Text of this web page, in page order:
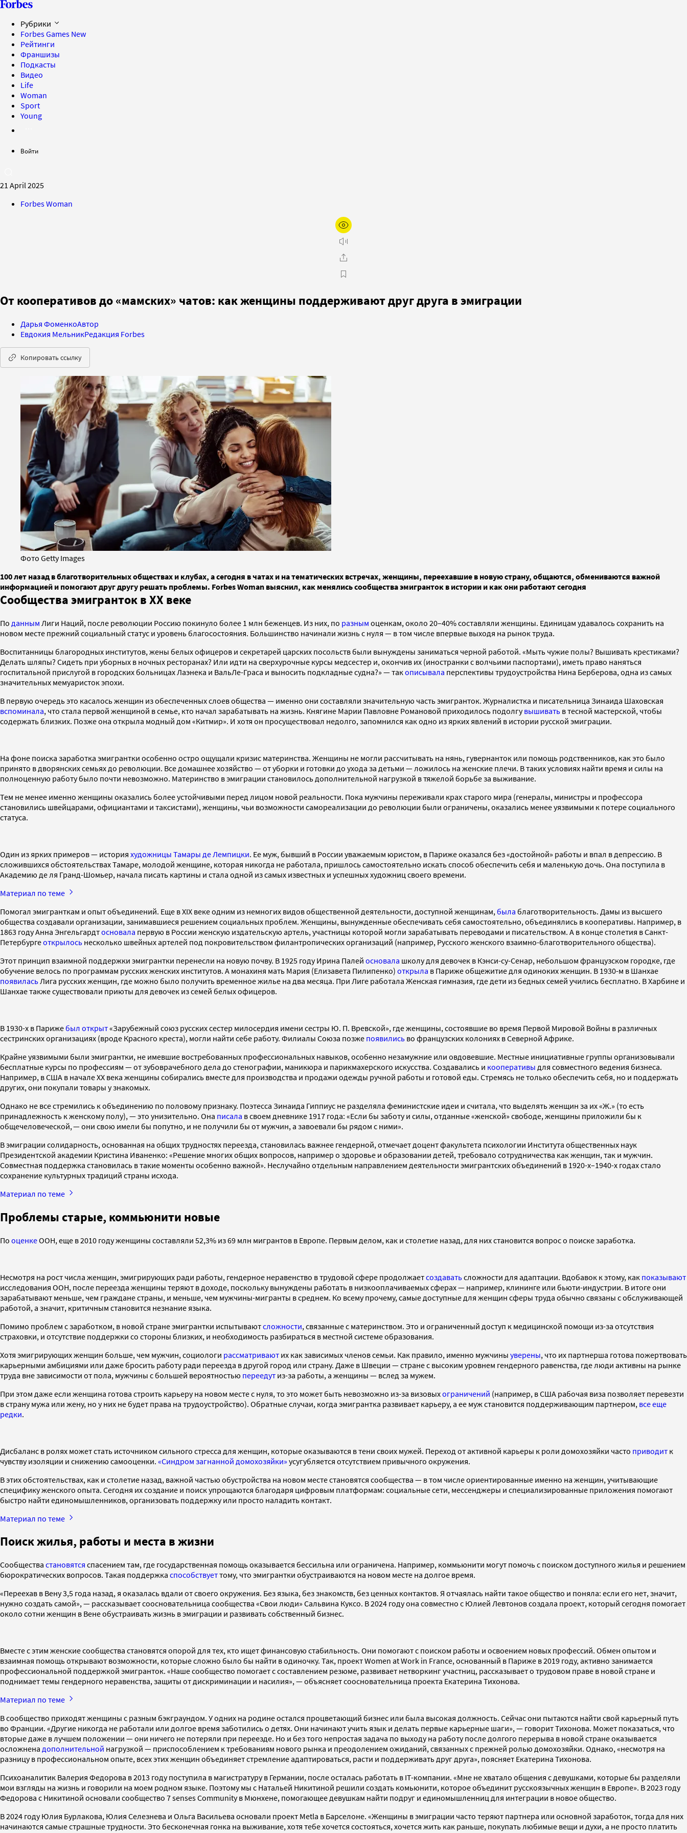
Рубрики
Forbes Games New
Рейтинги
Франшизы
Подкасты
Видео
Life
Woman
Sport
Young
Войти
21 April 2025
Forbes Woman
От кооперативов до «мамских» чатов: как женщины поддерживают друг друга в эмиграции
Дарья ФоменкоАвтор
Евдокия МельникРедакция Forbes
Копировать ссылку
Фото Getty Images
100 лет назад в благотворительных обществах и клубах, а сегодня в чатах и на тематических встречах, женщины, переехавшие в новую страну, общаются, обмениваются важной
информацией и помогают друг другу решать проблемы. Forbes Woman выяснил, как менялись сообщества эмигранток в истории и как они работают сегодня
Сообщества эмигранток в ХХ веке
По данным Лиги Наций, после революции Россию покинуло более 1 млн беженцев. Из них, по разным оценкам, около 20–40% составляли женщины. Единицам удавалось сохранить на
новом месте прежний социальный статус и уровень благосостояния. Большинство начинали жизнь с нуля — в том числе впервые выходя на рынок труда.
Воспитанницы благородных институтов, жены белых офицеров и секретарей царских посольств были вынуждены заниматься черной работой. «Мыть чужие полы? Вышивать крестиками?
Делать шляпы? Сидеть при уборных в ночных ресторанах? Или идти на сверхурочные курсы медсестер и, окончив их (иностранки с волчьими паспортами), иметь право наняться
госпитальной прислугой в городских больницах Лаэнека и ВальЛе-Граса и выносить подкладные судна?» — такописывала перспективы трудоустройства Нина Берберова, одна из самых
значительных мемуаристок эпохи.
В первую очередь это касалось женщин из обеспеченных слоев общества — именно они составляли значительную часть эмигранток. Журналистка и писательница Зинаида Шаховская
вспоминала, что стала первой женщиной в семье, кто начал зарабатывать на жизнь. Княгине Марии Павловне Романовой приходилось подолгувышивать в тесной мастерской, чтобы
содержать близких. Позже она открыла модный дом «Китмир». И хотя он просуществовал недолго, запомнился как одно из ярких явлений в истории русской эмиграции.
На фоне поиска заработка эмигрантки особенно остро ощущали кризис материнства. Женщины не могли рассчитывать на нянь, гувернанток или помощь родственников, как это было
принято в дворянских семьях до революции. Все домашнее хозяйство — от уборки и готовки до ухода за детьми — ложилось на женские плечи. В таких условиях найти время и силы на
полноценную работу было почти невозможно. Материнство в эмиграции становилось дополнительной нагрузкой в тяжелой борьбе за выживание.
Тем не менее именно женщины оказались более устойчивыми перед лицом новой реальности. Пока мужчины переживали крах старого мира (генералы, министры и профессора
становились швейцарами, официантами и таксистами), женщины, чьи возможности самореализации до революции были ограничены, оказались менее уязвимыми к потере социального
статуса.
Один из ярких примеров — история художницы Тамары де Лемпицки. Ее муж, бывший в России уважаемым юристом, в Париже оказался без «достойной» работы и впал в депрессию. В
сложившихся обстоятельствах Тамаре, молодой женщине, которая никогда не работала, пришлось самостоятельно искать способ обеспечить себя и маленькую дочь. Она поступила в
Академию де ля Гранд-Шомьер, начала писать картины и стала одной из самых известных и успешных художниц своего времени.
Материал по теме
Помогал эмигранткам и опыт объединений. Еще в XIX веке одним из немногих видов общественной деятельности, доступной женщинам, была благотворительность. Дамы из высшего
общества создавали организации, занимавшиеся решением социальных проблем. Женщины, вынужденные обеспечивать себя самостоятельно, объединялись в кооперативы. Например, в
1863 году Анна Энгельгардтосновала первую в России женскую издательскую артель, участницы которой могли зарабатывать переводами и писательством. А в конце столетия в Санкт-
Петербургеоткрылось несколько швейных артелей под покровительством филантропических организаций (например, Русского женского взаимно-благотворительного общества).
Этот принцип взаимной поддержки эмигрантки перенесли на новую почву. В 1925 году Ирина Палей основала школу для девочек в Кэнси-су-Сенар, небольшом французском городке, где
обучение велось по программам русских женских институтов. А монахиня мать Мария (Елизавета Пилипенко) открыла в Париже общежитие для одиноких женщин. В 1930-м в Шанхае
появилась Лига русских женщин, где можно было получить временное жилье на два месяца. При Лиге работала Женская гимназия, где дети из бедных семей учились бесплатно. В Харбине и
Шанхае также существовали приюты для девочек из семей белых офицеров.
В 1930-х в Парижебыл открыт«Зарубежный союз русских сестер милосердия имени сестры Ю. П. Вревской», где женщины, состоявшие во время Первой Мировой Войны в различных
сестринских организациях (вроде Красного креста), могли найти себе работу. Филиалы Союза позже появились во французских колониях в Северной Африке.
Крайне уязвимыми были эмигрантки, не имевшие востребованных профессиональных навыков, особенно незамужние или овдовевшие. Местные инициативные группы организовывали
бесплатные курсы по профессиям — от зубоврачебного дела до стенографии, маникюра и парикмахерского искусства. Создавались и кооперативы для совместного ведения бизнеса.
Например, в США в начале ХХ века женщины собирались вместе для производства и продажи одежды ручной работы и готовой еды. Стремясь не только обеспечить себя, но и поддержать
других, они покупали товары у знакомых.
Однако не все стремились к объединению по половому признаку. Поэтесса Зинаида Гиппиус не разделяла феминистские идеи и считала, что выделять женщин за их «Ж.» (то есть
принадлежность к женскому полу), — это унизительно. Она писала в своем дневнике 1917 года: «Если бы заботу и силы, отданные «женской» свободе, женщины приложили бы к
общечеловеческой, — они свою имели бы попутно, и не получили бы от мужчин, а завоевали бы рядом с ними».
В эмиграции солидарность, основанная на общих трудностях переезда, становилась важнее гендерной, отмечает доцент факультета психологии Института общественных наук
Президентской академии Кристина Иваненко: «Решение многих общих вопросов, например о здоровье и образовании детей, требовало сотрудничества как женщин, так и мужчин.
Совместная поддержка становилась в такие моменты особенно важной». Неслучайно отдельным направлением деятельности эмигрантских объединений в 1920-х–1940-х годах стало
сохранение культурных традиций страны исхода.
Материал по теме
Проблемы старые, коммьюнити новые
По оценкеООН, еще в 2010 году женщины составляли 52,3% из 69 млн мигрантов в Европе. Первым делом, как и столетие назад, для них становится вопрос о поиске заработка.
Несмотря на рост числа женщин, эмигрирующих ради работы, гендерное неравенство в трудовой сфере продолжаетсоздаватьсложности для адаптации. Вдобавок к этому, как показывают
исследования ООН, после переезда женщины теряют в доходе, поскольку вынуждены работать в низкооплачиваемых сферах — например, клининге или бьюти-индустрии. В итоге они
зарабатывают меньше, чем граждане страны, и меньше, чем мужчины-мигранты в среднем. Ко всему прочему, самые доступные для женщин сферы труда обычно связаны с обслуживающей
работой, а значит, критичным становится незнание языка.
Помимо проблем с заработком, в новой стране эмигрантки испытываютсложности, связанные с материнством. Это и ограниченный доступ к медицинской помощи из-за отсутствия
страховки, и отсутствие поддержки со стороны близких, и необходимость разбираться в местной системе образования.
Хотя эмигрирующих женщин больше, чем мужчин, социологи рассматривают их как зависимых членов семьи. Как правило, именно мужчины уверены, что их партнерша готова пожертвовать
карьерными амбициями или даже бросить работу ради переезда в другой город или страну. Даже в Швеции — стране с высоким уровнем гендерного равенства, где люди активны на рынке
труда вне зависимости от пола, мужчины с большей вероятностью переедут из-за работы, а женщины — вслед за мужем.
При этом даже если женщина готова строить карьеру на новом месте с нуля, то это может быть невозможно из-за визовыхограничений (например, в США рабочая виза позволяет перевезти
в страну мужа или жену, но у них не будет права на трудоустройство). Обратные случаи, когда эмигрантка развивает карьеру, а ее муж становится поддерживающим партнером, все еще
редки.
Дисбаланс в ролях может стать источником сильного стресса для женщин, которые оказываются в тени своих мужей. Переход от активной карьеры к роли домохозяйки часто приводит к
чувству изоляции и снижению самооценки. «Синдром загнанной домохозяйки» усугубляется отсутствием привычного окружения.
В этих обстоятельствах, как и столетие назад, важной частью обустройства на новом месте становятся сообщества — в том числе ориентированные именно на женщин, учитывающие
специфику женского опыта. Сегодня их создание и поиск упрощаются благодаря цифровым платформам: социальные сети, мессенджеры и специализированные приложения помогают
быстро найти единомышленников, организовать поддержку или просто наладить контакт.
Материал по теме
Поиск жилья, работы и места в жизни
Сообщества становятся спасением там, где государственная помощь оказывается бессильна или ограничена. Например, коммьюнити могут помочь с поиском доступного жилья и решением
бюрократических вопросов. Такая поддержка способствуеттому, что эмигрантки обустраиваются на новом месте на долгое время.
«Переехав в Вену 3,5 года назад, я оказалась вдали от своего окружения. Без языка, без знакомств, без ценных контактов. Я отчаялась найти такое общество и поняла: если его нет, значит,
нужно создать самой», — рассказывает соосновательница сообщества «Свои люди» Сальвина Куксо. В 2024 году она совместно с Юлией Левтонов создала проект, который сегодня помогает
около сотни женщин в Вене обустраивать жизнь в эмиграции и развивать собственный бизнес.
Вместе с этим женские сообщества становятся опорой для тех, кто ищет финансовую стабильность. Они помогают с поиском работы и освоением новых профессий. Обмен опытом и
взаимная помощь открывают возможности, которые сложно было бы найти в одиночку. Так, проект Women at Work in France, основанный в Париже в 2019 году, активно занимается
профессиональной поддержкой эмигранток. «Наше сообщество помогает с составлением резюме, развивает нетворкинг участниц, рассказывает о трудовом праве в новой стране и
поднимает темы гендерного неравенства, защиты от дискриминации и насилия», — объясняет соосновательница проекта Екатерина Тихонова.
Материал по теме
В сообщество приходят женщины с разным бэкграундом. У одних на родине остался процветающий бизнес или была высокая должность. Сейчас они пытаются найти свой карьерный путь
во Франции. «Другие никогда не работали или долгое время заботились о детях. Они начинают учить язык и делать первые карьерные шаги», — говорит Тихонова. Может показаться, что
вторые даже в лучшем положении — они ничего не потеряли при переезде. Но и без того непростая задача по выходу на работу после долгого перерыва в новой стране оказывается
осложнена дополнительной нагрузкой — приспособлением к требованиям нового рынка и преодолением ожиданий, связанных с прежней ролью домохозяйки. Однако, «несмотря на
разницу в профессиональном опыте, всех этих женщин объединяет стремление адаптироваться, расти и поддерживать друг друга», поясняет Екатерина Тихонова.
Психоаналитик Валерия Федорова в 2013 году поступила в магистратуру в Германии, после осталась работать в IT-компании. «Мне не хватало общения с девушками, которые бы разделяли
мои взгляды на жизнь и говорили на моем родном языке. Поэтому мы с Натальей Никитиной решили создать комьюнити, которое объединит русскоязычных женщин в Европе». В 2023 году
Федорова с Никитиной основали сообщество 7 senses Community в Мюнхене, помогающее девушкам найти подруг и единомышленниц для интеграции в новое общество.
В 2024 году Юлия Бурлакова, Юлия Селезнева и Ольга Васильева основали проект Metla в Барселоне. «Женщины в эмиграции часто теряют партнера или основной заработок, тогда для них
начинаются самые страшные трудности. Это бесконечная гонка на выживание, хотя тебе хочется состояться, хочется жить как раньше, покупать любимые вещи и духи, а не просто платить